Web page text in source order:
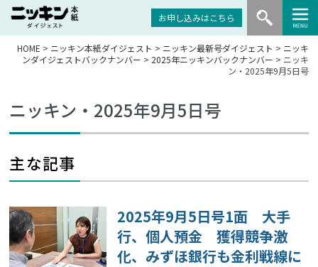
お申し込みはこちら
HOME > ニッキン本紙ダイジェスト > ニッキン最新号ダイジェスト > ニッキ
ンダイジェストバックナンバー > 2025年ニッキンバックナンバー > ニッキ
ン・2025年9月5日号
ニッキン・2025年9月5日号
主な記事
2025年9月5日号1面 大手
行、個人預金 獲得競争激
化、みずほ銀行も金利戦線に